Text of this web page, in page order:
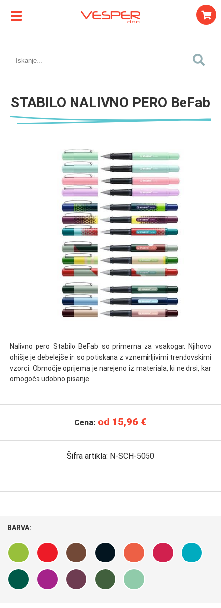
STABILO NALIVNO PERO BeFab
Nalivno pero Stabilo BeFab so primerna za vsakogar. Njihovo
ohišje je debelejše in so potiskana z vznemirljivimi trendovskimi
vzorci. Območje oprijema je narejeno iz materiala, ki ne drsi, kar
omogoča udobno pisanje.
Cena: od 15,96 €
Šifra artikla: N-SCH-5050
BARVA: